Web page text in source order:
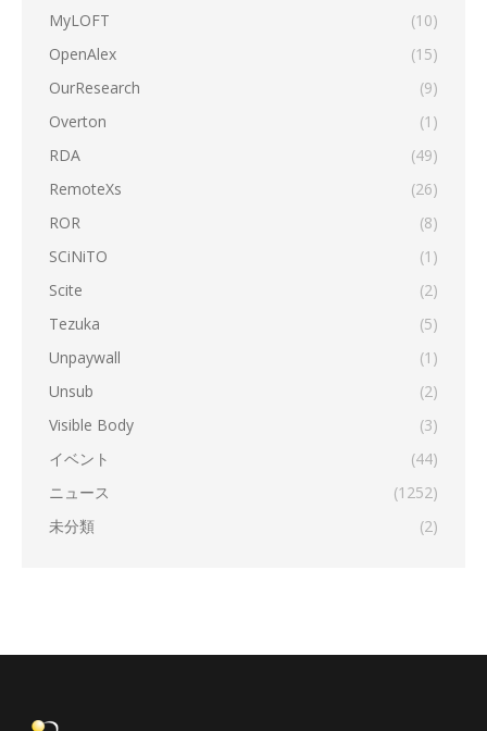
MyLOFT
(10)
OpenAlex
(15)
OurResearch
(9)
Overton
(1)
RDA
(49)
RemoteXs
(26)
ROR
(8)
SCiNiTO
(1)
Scite
(2)
Tezuka
(5)
Unpaywall
(1)
Unsub
(2)
Visible Body
(3)
イベント
(44)
ニュース
(1252)
未分類
(2)